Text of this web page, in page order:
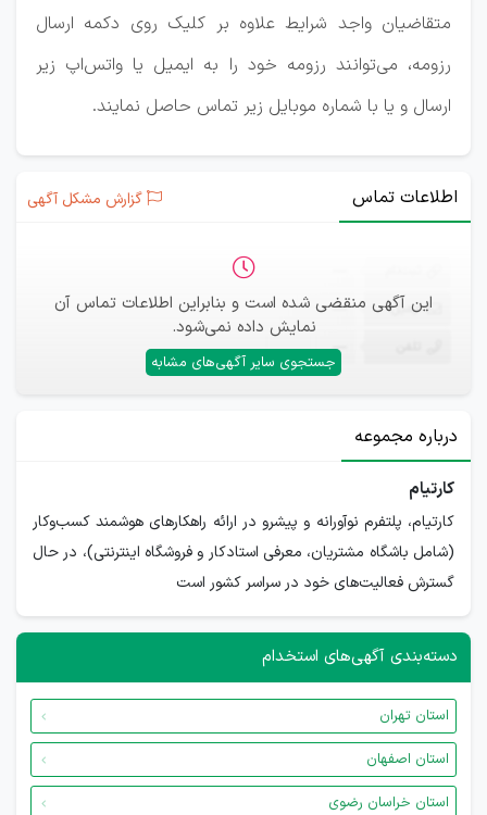
متقاضیان واجد شرایط علاوه بر کلیک روی دکمه ارسال
رزومه، می‌توانند رزومه خود را به ایمیل یا واتس‌اپ زیر
ارسال و یا با شماره موبایل زیر تماس حاصل نمایند.
اطلاعات تماس گزارش مشکل آگهی
این آگهی منقضی شده است و بنابراین اطلاعات تماس آن
نمایش داده نمی‌شود.
جستجوی سایر آگهی‌های مشابه
ایمیل —
—
درباره مجموعه
کارتیام
کارتیام، پلتفرم نوآورانه و پیشرو در ارائه راهکارهای هوشمند کسب‌وکار
(شامل باشگاه مشتریان، معرفی استادکار و فروشگاه اینترنتی)، در حال
گسترش فعالیت‌های خود در سراسر کشور است
دسته‌بندی آگهی‌های استخدام
استان تهران
استان اصفهان
استان خراسان رضوی